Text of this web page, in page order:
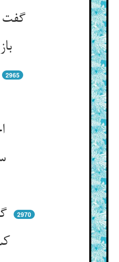
گفت مؤمن بشنو ای جبری خطاب ** آن خود گفتی نک آوردم جواب
بازی خود دیدی ای شطرنج‌باز ** بازی خصمت ببین پهن و دراز
2965
سنگ را هرگز بگوید کس بیا ** از کلوخی کس کجا جوید وفا
گفت یزدان ما علی الاعمی حرج ** کی نهد بر کس حرج رب الفرج
2970
کس نگوید سنگ را دیر آمدی ** یا که چوبا تو چرا بر من زدی